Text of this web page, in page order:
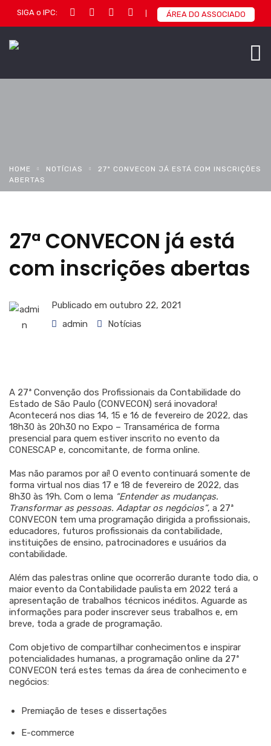
SIGA o IPC: ÁREA DO ASSOCIADO
HOME NOTÍCIAS
27ª CONVECON JÁ ESTÁ COM INSCRIÇÕES
ABERTAS
27ª CONVECON já está
com inscrições abertas
Publicado em outubro 22, 2021
admin
Notícias
A 27ª Convenção dos Profissionais da Contabilidade do
Estado de São Paulo (CONVECON) será inovadora!
Acontecerá nos dias 14, 15 e 16 de fevereiro de 2022, das
18h30 às 20h30 no Expo – Transamérica de forma
presencial para quem estiver inscrito no evento da
CONESCAP e, concomitante, de forma online.
Mas não paramos por aí! O evento continuará somente de
forma virtual nos dias 17 e 18 de fevereiro de 2022, das
8h30 às 19h. Com o lema “Entender as mudanças.
Transformar as pessoas. Adaptar os negócios”, a 27ª
CONVECON tem uma programação dirigida a profissionais,
educadores, futuros profissionais da contabilidade,
instituições de ensino, patrocinadores e usuários da
contabilidade.
Além das palestras online que ocorrerão durante todo dia, o
maior evento da Contabilidade paulista em 2022 terá a
apresentação de trabalhos técnicos inéditos. Aguarde as
informações para poder inscrever seus trabalhos e, em
breve, toda a grade de programação.
Com objetivo de compartilhar conhecimentos e inspirar
potencialidades humanas, a programação online da 27ª
CONVECON terá estes temas da área de conhecimento e
negócios:
Premiação de teses e dissertações
E-commerce